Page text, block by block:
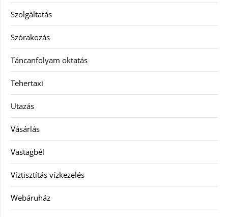
Szolgáltatás
Szórakozás
Táncanfolyam oktatás
Tehertaxi
Utazás
Vásárlás
Vastagbél
Víztisztítás vízkezelés
Webáruház